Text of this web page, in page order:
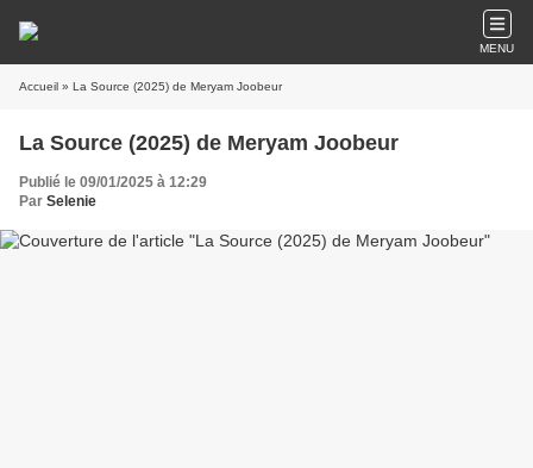
MENU
Accueil » La Source (2025) de Meryam Joobeur
La Source (2025) de Meryam Joobeur
Publié le 09/01/2025 à 12:29
Par Selenie